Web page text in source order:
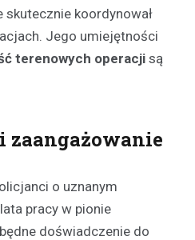
koordynował
Jego umiejętności
terenowych operacji są
zaangażowanie
o uznanym
pracy w pionie
doświadczenie do